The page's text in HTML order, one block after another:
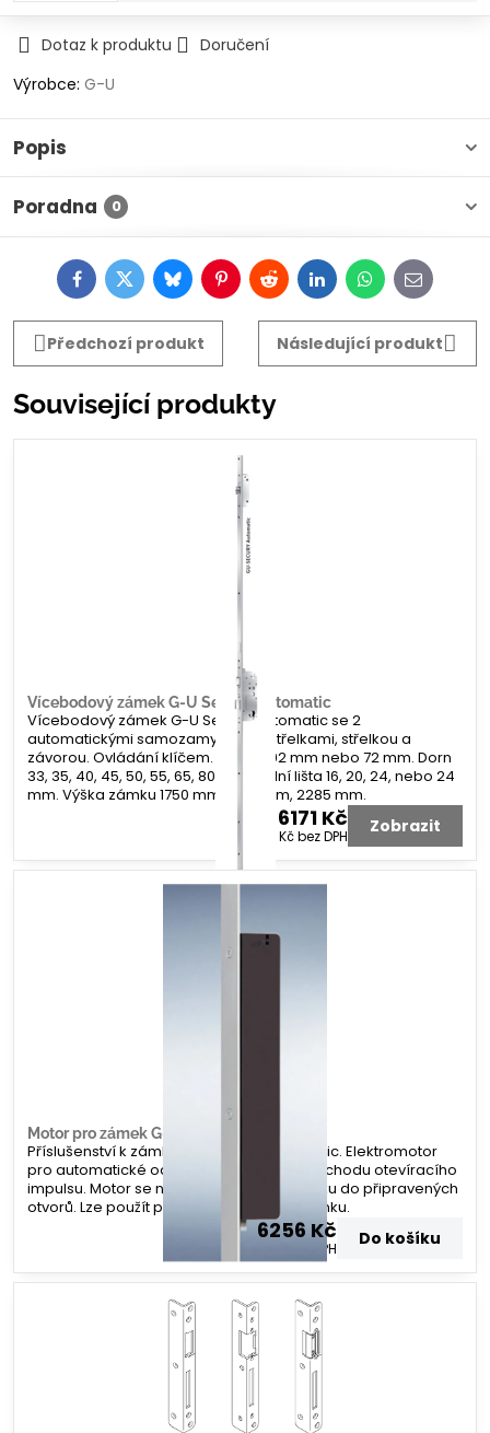
Dotaz k produktu
Doručení
Výrobce: G-U
Popis
Poradna 0
FacebookTwitterBlueskyPinterestRedditLinkedInWhatsApp
E-
mail
Předchozí produkt
Následující produkt
Související produkty
Vícebodový zámek G-U Secury Automatic
Vícebodový zámek G-U Secury Automatic se 2
automatickými samozamykacími střelkami, střelkou a
závorou. Ovládání klíčem. Rozteč 92 mm nebo 72 mm. Dorn
33, 35, 40, 45, 50, 55, 65, 80 mm. Čelní lišta 16, 20, 24, nebo 24
mm. Výška zámku 1750 mm, 1935 mm, 2285 mm.
6171 Kč
5100 Kčbez DPH Zobrazit
Motor pro zámek G-U A-otevírač
Příslušenství k zámku G-U Secury Automatic. Elektromotor
pro automatické odemknutí zámku po příchodu otevíracího
impulsu. Motor se namontuje na lištu zámku do připravených
otvorů. Lze použít po všechny varianty zámku.
6256 Kč
bez DPH Do košíku